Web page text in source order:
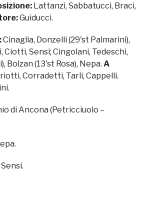
Lattanzi, Sabbatucci, Braci,
Guiducci.
Cinaglia, Donzelli (29'st Palmarini),
Ciotti, Sensi; Cingolani, Tedeschi,
Bolzan (13'st Rosa), Nepa. A
Corradetti, Tarli, Cappelli.
di Ancona (Petricciuolo –